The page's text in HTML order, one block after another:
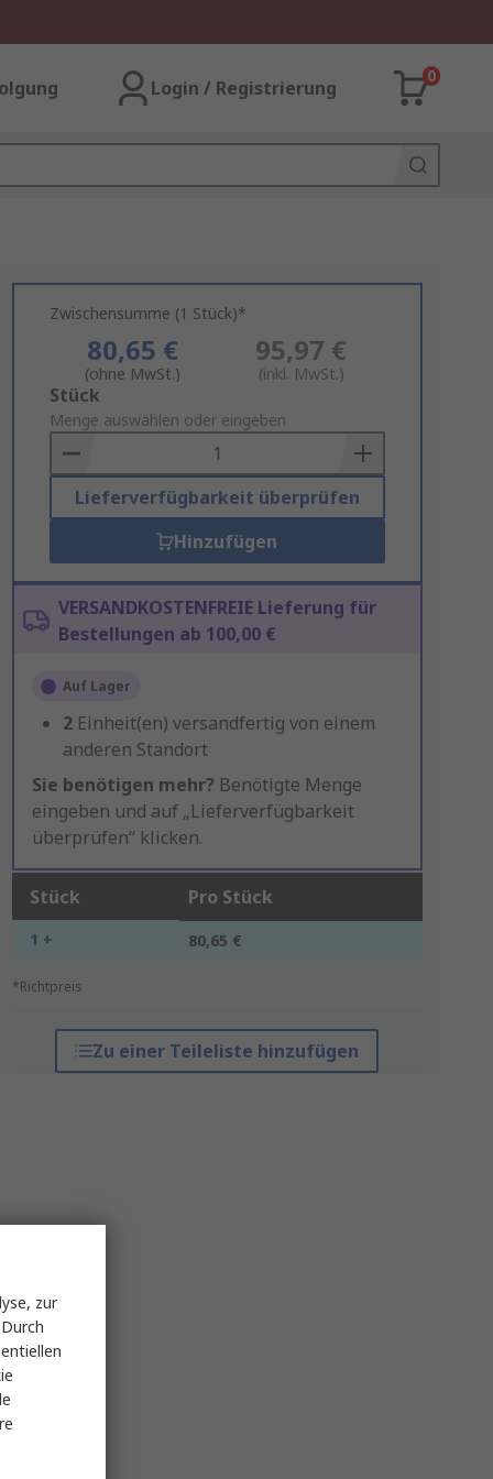
Login / Registrierung
0
Zwischensumme (1 Stück)*
80,65 €
(ohne MwSt.)
95,97 €
(inkl. MwSt.)
Add
to
Basket
Stück
Menge auswählen oder eingeben
Lieferverfügbarkeit überprüfen
Hinzufügen
VERSANDKOSTENFREIE Lieferung für
Bestellungen ab 100,00 €
Auf Lager
2 Einheit(en) versandfertig von einem
anderen Standort
Sie benötigen mehr? Benötigte Menge
eingeben und auf „Lieferverfügbarkeit
überprüfen“ klicken.
Stück Pro Stück
1 + 80,65 €
*Richtpreis
Zu einer Teileliste hinzufügen
zur